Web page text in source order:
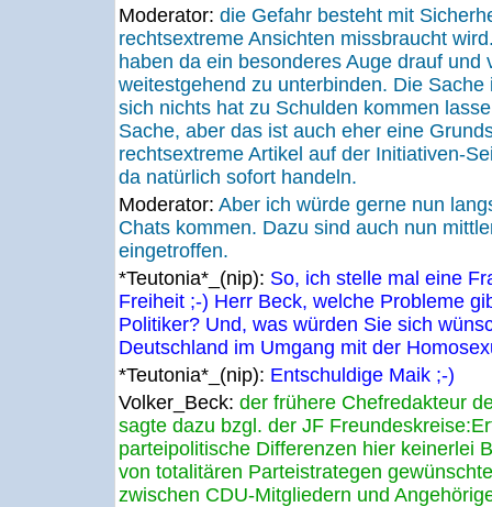
Moderator: die Gefahr besteht mit
rechtsextreme Ansichten missbraucht
haben da ein besonderes Auge drauf und
weitestgehend zu unterbinden. Die
sich nichts hat zu Schulden kommen
Sache, aber das ist auch eher eine
rechtsextreme Artikel auf der Initiativen-
da natürlich sofort handeln.
Moderator: Aber ich würde gerne nun
Chats kommen. Dazu sind auch nun
eingetroffen.
*Teutonia*_(nip): So, ich stelle mal eine
Freiheit ;-) Herr Beck, welche Probleme
Politiker? Und, was würden Sie sich
Deutschland im Umgang mit der
*Teutonia*_(nip): Entschuldige Maik ;-)
Volker_Beck: der frühere Chefredakteur
sagte dazu bzgl. der JF
parteipolitische Differenzen hier keinerlei
von totalitären Parteistrategen
zwischen CDU-Mitgliedern und